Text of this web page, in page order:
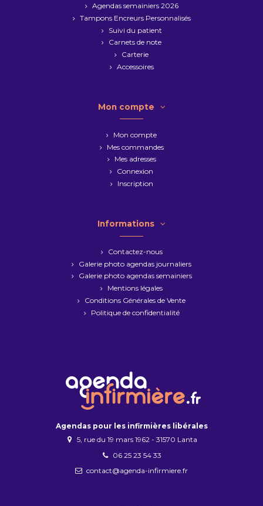
Agendas semainiers 2026
Tampons Encreurs Personnalisés
Suivi du patient
Carnets de note
Carterie
Accessoires
Mon compte
Mon compte
Mes commandes
Mes adresses
Connexion
Inscription
Informations
Contactez-nous
Galerie photo agendas journaliers
Galerie photo agendas semainiers
Mentions légales
Conditions Générales de Vente
Politique de confidentialité
Agendas pour les infirmières libérales
5, rue du 19 mars 1962 - 31570 Lanta
06 25 23 54 33
contact@agenda-infirmiere.fr